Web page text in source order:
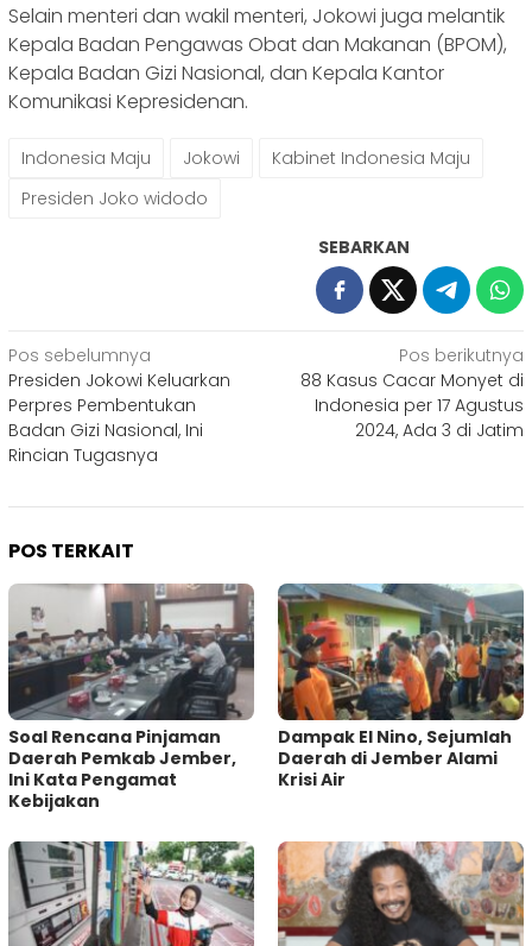
Selain menteri dan wakil menteri, Jokowi juga melantik
Kepala Badan Pengawas Obat dan Makanan (BPOM),
Kepala Badan Gizi Nasional, dan Kepala Kantor
Komunikasi Kepresidenan.
Indonesia Maju Jokowi
Kabinet Indonesia Maju
Presiden Joko widodo
SEBARKAN
Navigasi
pos
Pos sebelumnya
Presiden Jokowi Keluarkan
Perpres Pembentukan
Badan Gizi Nasional, Ini
Rincian Tugasnya
Pos berikutnya
88 Kasus Cacar Monyet di
Indonesia per 17 Agustus
2024, Ada 3 di Jatim
POS TERKAIT
‎Soal Rencana Pinjaman
Daerah Pemkab Jember,
Ini Kata Pengamat
Kebijakan ‎
Dampak El Nino, Sejumlah
Daerah di Jember Alami
Krisi Air